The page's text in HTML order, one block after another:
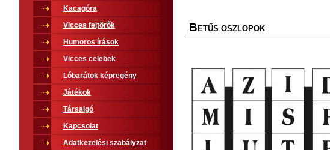
B ETŰS OSZLOPOK
Kacagóra
Vicces fejtörők
Humoros írások
Vicces celebek
Lóbarátok képregény
Játékok
Társalgó
Kapcsolat
Adatkezelési szabályzat